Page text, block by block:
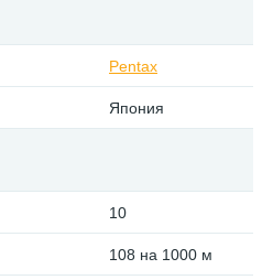
Pentax
Япония
10
108 на 1000 м